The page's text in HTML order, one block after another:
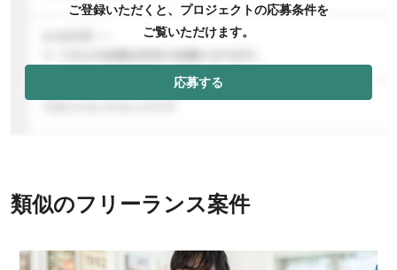
ご登録いただくと、プロジェクトの応募条件を
ご覧いただけます。
応募する
類似のフリーランス案件